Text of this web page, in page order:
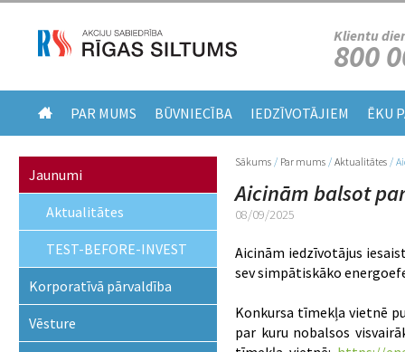
Klientu
800
PAR MUMS BŪVNIECĪBA IEDZĪVOTĀJIEM ĒKU
Jūs atrodaties šeit
Sākums / Par mums / Aktualitātes /
Aicinām balsot
08/09/2025
Aicinām iedzīvotājus
sev simpātiskāko
Konkursa tīmekļa vietnē
par kuru nobalsos
Jaunumi
Aktualitātes
TEST-BEFORE-INVEST
Korporatīvā pārvaldība
Vēsture